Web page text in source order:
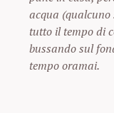
acqua (qualcuno
tutto il tempo di
bussando sul
tempo oramai.